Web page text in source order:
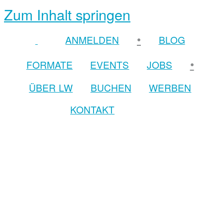
Zum Inhalt springen
ANMELDEN •
BLOG
FORMATE
EVENTS JOBS •
ÜBER LW BUCHEN
WERBEN
KONTAKT